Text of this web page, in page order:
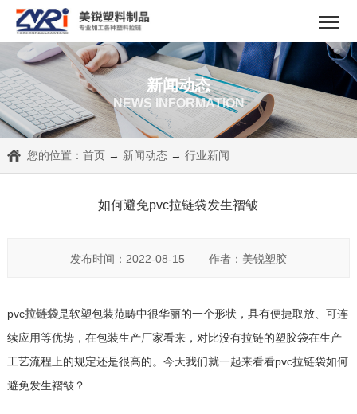
新闻动态
NEWS INFORMATION
您的位置： 首页→ 新闻动态→ 行业新闻
如何避免pvc拉链袋发生褶皱
发布时间：2022-08-15 作者：美锐塑胶
pvc拉链袋是软塑包装范畴中很华丽的一个形状，具有便捷取放、可连
续应用等优势，在包装生产厂家看来，对比没有拉链的塑胶袋在生产
工艺流程上的规定还是很高的。今天我们就一起来看看pvc拉链袋如何
避免发生褶皱？